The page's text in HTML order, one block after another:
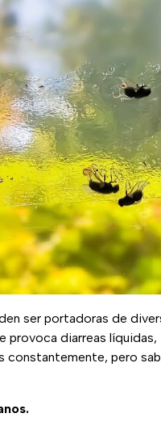
ser portadoras de
provoca diarreas líquidas,
constantemente, pero